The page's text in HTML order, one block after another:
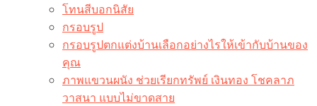
โทนสีบอกนิสัย
กรอบรูป
กรอบรูปตกแต่งบ้านเลือกอย่างไรให้เข้ากับบ้านของ
คุณ
ภาพแขวนผนัง ช่วยเรียกทรัพย์ เงินทอง โชคลาภ
วาสนา แบบไม่ขาดสาย